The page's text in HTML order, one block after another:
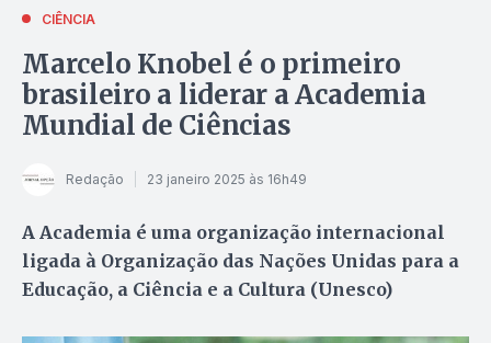
CIÊNCIA
Marcelo Knobel é o primeiro
brasileiro a liderar a Academia
Mundial de Ciências
Redação 23 janeiro 2025 às 16h49
A Academia é uma organização internacional
ligada à Organização das Nações Unidas para a
Educação, a Ciência e a Cultura (Unesco)